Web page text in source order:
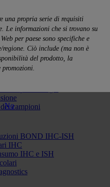
una propria serie di requisiti
Le informazioni che si trovano su
per paese sono specifiche e
Ciò include (ma non è
del prodotto, la
promozioni.
Nocampioni
BOND IHC-ISH
IHC
IHC e ISH